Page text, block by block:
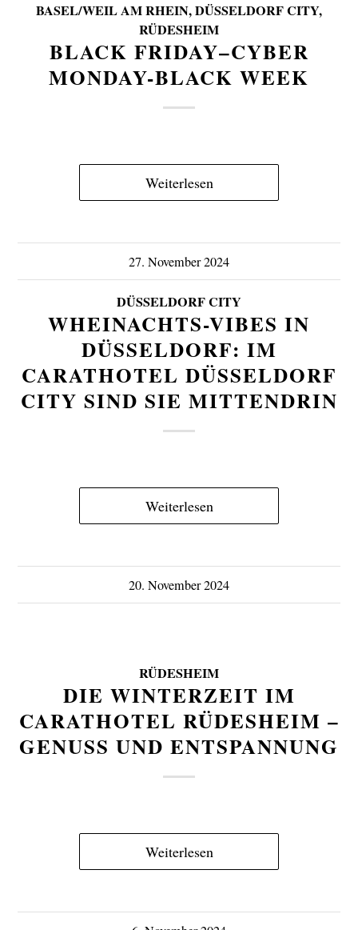
BASEL/WEIL AM RHEIN,DÜSSELDORF CITY,
RÜDESHEIM
BLACK FRIDAY–CYBER
MONDAY-BLACK WEEK
Weiterlesen
27. November 2024
DÜSSELDORF CITY
WHEINACHTS-VIBES IN
DÜSSELDORF: IM
CARATHOTEL DÜSSELDORF
CITY SIND SIE MITTENDRIN
Weiterlesen
20. November 2024
RÜDESHEIM
DIE WINTERZEIT IM
CARATHOTEL RÜDESHEIM –
GENUSS UND ENTSPANNUNG
Weiterlesen